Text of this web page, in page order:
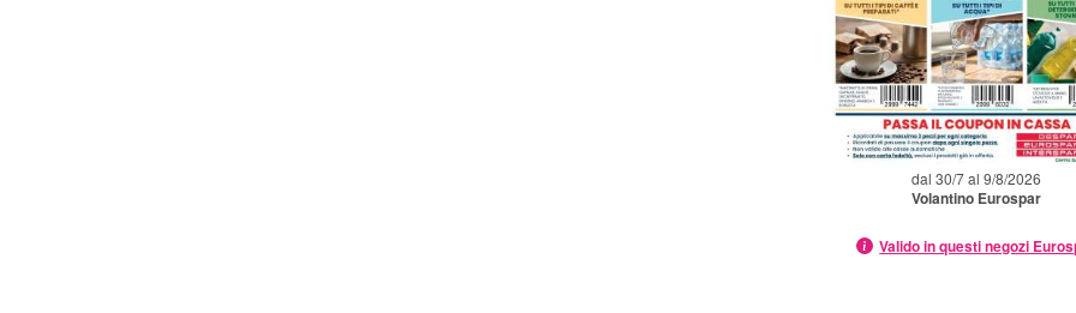
dal 30/7 al 9/8/2026
Volantino Eurospar
Valido in questi negozi